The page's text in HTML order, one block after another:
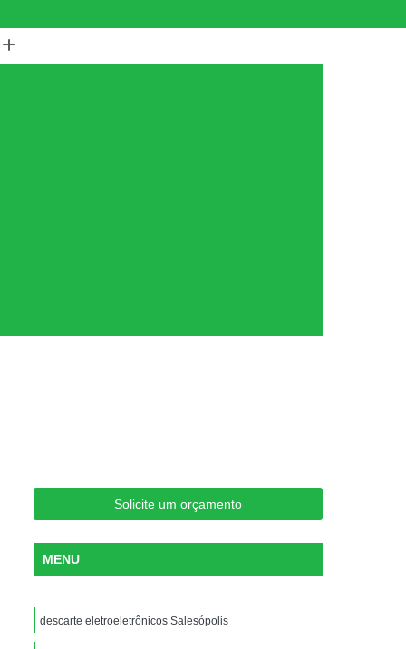
Dados
Destruição de Dados Segura
Destruição de Equipamentos Dados
de Dados
Destruição de Documento
Documentos Administrativos
Solicite um orçamento
MENU
descarte eletroeletrônicos Salesópolis